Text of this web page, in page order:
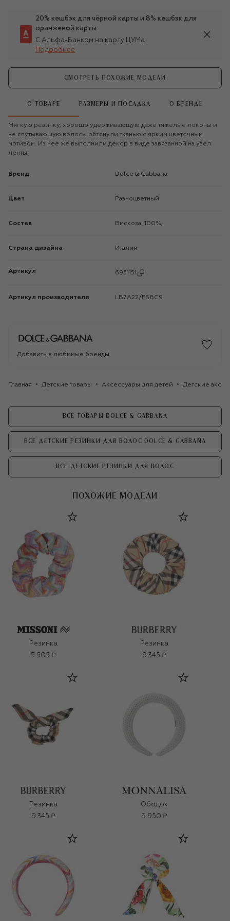
20% кешбэк для чёрной карты и 8% кешбэк для
оранжевой карты
С Альфа-Банком на карту ЦУМа
Подробнее
СМОТРЕТЬ ПОХОЖИЕ МОДЕЛИ
О ТОВАРЕ РАЗМЕРЫ И ПОСАДКА О БРЕНДЕ
Мягкую резинку, хорошо удерживающую даже тяжелые локоны и
не спутывающую волосы обтянули тканью с ярким цветочным
мотивом. Из нее же выполнили декор в виде завязанной на узел
ленты.
Бренд Dolce & Gabbana
Цвет Разноцветный
Состав Вискоза: 100%;
Страна дизайна Италия
Артикул 6951151
Артикул производителя LB7A22/FS8C9
Добавить в любимые бренды
Главная Детские товары Аксессуары для детей Детские
ВСЕ ТОВАРЫ DOLCE & GABBANA
ВСЕ ДЕТСКИЕ РЕЗИНКИ ДЛЯ ВОЛОС DOLCE & GABBANA
ВСЕ ДЕТСКИЕ РЕЗИНКИ ДЛЯ ВОЛОС
ПОХОЖИЕ МОДЕЛИ
Резинка
5 505 ₽
Резинка
9 345 ₽
Резинка
9 345 ₽
Ободок
9 950 ₽